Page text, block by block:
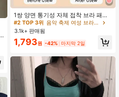
1쌍 양면 통기성 자체 접착 브라 패드,
두꺼워진 삼각형 푸쉬업 디자인, 재사
용 가능, 보이지 않는 비키니 브라 삽
입물, 수영에 적합
#2 TOP 3위
음악 축제 여성 브라 액세서리
거의 매진!
#2 TOP 3위
음악 축제 여성 브라 액세서리
거의 매진!
#2 TOP 3위
음악 축제 여성 브라 액세서리
거의 매진!
#2 TOP 3위
3.1k+ 판매됨
1,793원 -42% 마지막 2일